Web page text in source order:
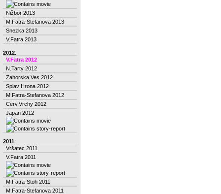
Nižbor 2013
M.Fatra-Stefanova 2013
Snezka 2013
V.Fatra 2013
2012:
V.Fatra 2012
N.Tarty 2012
Zahorska Ves 2012
Splav Hrona 2012
M.Fatra-Stefanova 2012
Cerv.Vrchy 2012
Japan 2012
2011:
Vršatec 2011
V.Fatra 2011
M.Fatra-Stoh 2011
M.Fatra-Stefanova 2011